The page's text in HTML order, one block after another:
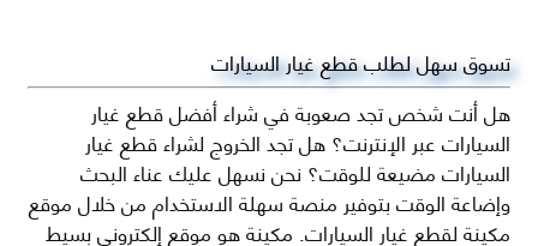
تسوق سهل لطلب قطع غيار السيارات
هل أنت شخص تجد صعوبة في شراء أفضل قطع غيار
السيارات عبر الإنترنت؟ هل تجد الخروج لشراء قطع غيار
السيارات مضيعة للوقت؟ نحن نسهل عليك عناء البحث
وإضاعة الوقت بتوفير منصة سهلة الاستخدام من خلال موقع
مكينة لقطع غيار السيارات. مكينة هو موقع إلكتروني بسيط